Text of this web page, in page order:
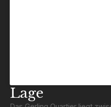
Lage